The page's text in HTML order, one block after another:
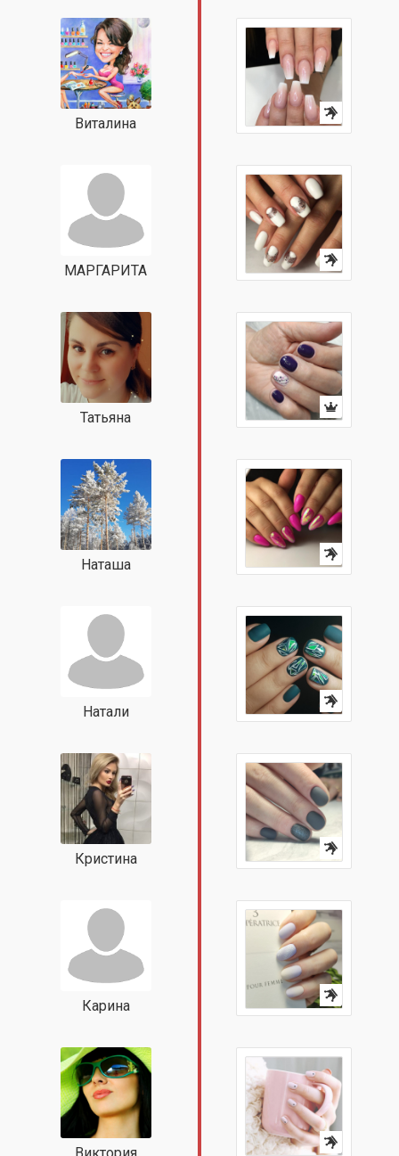
Виталина
МАРГАРИТА
Татьяна
Наташа
Натали
Кристина
Карина